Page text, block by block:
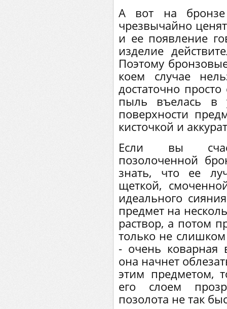
А вот на бронзе
чрезвычайно
и ее появление
изделие
Поэтому
коем случае
достаточно
пыль въелась в
поверхности
кисточкой и
Если вы
позолоченной
знать, что ее
щеткой,
идеального
предмет на
раствор, а потом
только не
- очень коварная
она начнет
этим предметом,
его слоем
позолота не так